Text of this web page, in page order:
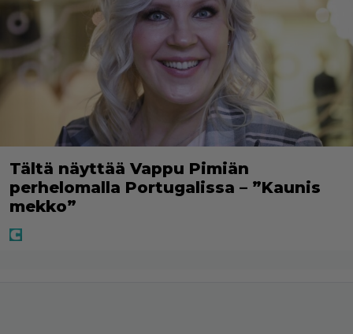
Tältä näyttää Vappu Pimiän
perhelomalla Portugalissa – ”Kaunis
mekko”